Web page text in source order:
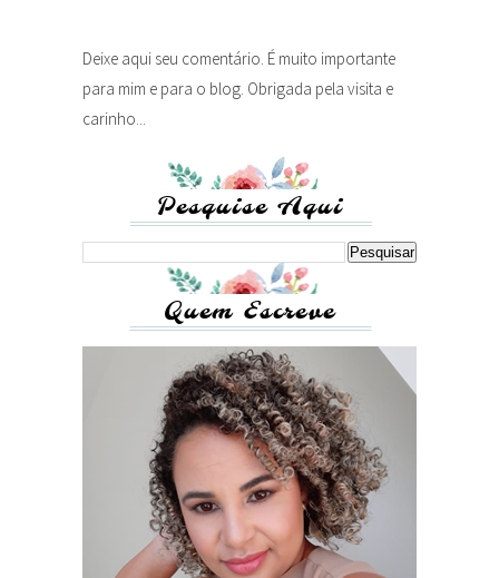
Deixe aqui seu comentário. É muito importante
para mim e para o blog. Obrigada pela visita e
carinho...
Pesquise Aqui
Quem Escreve